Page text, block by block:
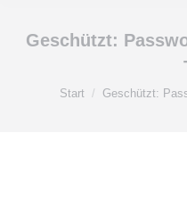
Geschützt:
Sie befinden sich
Start Geschützt: